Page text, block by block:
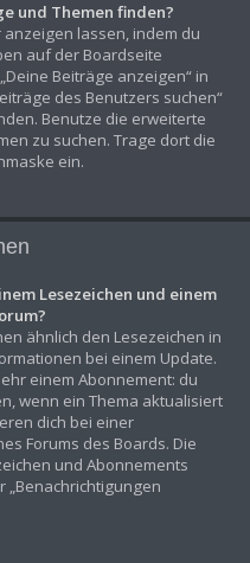
und Themen finden?
lassen, indem du
auf der Boardseite
Beiträge anzeigen“ in
des Benutzers suchen“
Benutze die erweiterte
zu suchen. Trage dort die
ein.
Lesezeichen und einem
ähnlich den Lesezeichen in
bei einem Update.
einem Abonnement: du
wenn ein Thema aktualisiert
dich bei einer
Forums des Boards. Die
und Abonnements
„Benachrichtigungen